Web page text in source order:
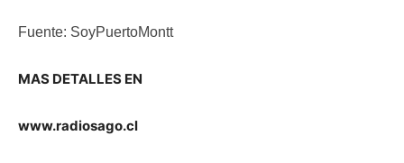
Fuente: SoyPuertoMontt
MAS DETALLES EN
www.radiosago.cl